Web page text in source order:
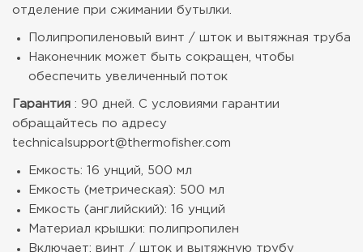
отделение при сжимании бутылки.
Полипропиленовый винт / шток и вытяжная труба
Наконечник может быть сокращен, чтобы
обеспечить увеличенный поток
Гарантия : 90 дней. С условиями гарантии
обращайтесь по адресу
technicalsupport@thermofisher.com
Емкость: 16 унций, 500 мл
Емкость (метрическая): 500 мл
Емкость (английский): 16 унций
Материал крышки: полипропилен
Включает: винт / шток и вытяжную трубу